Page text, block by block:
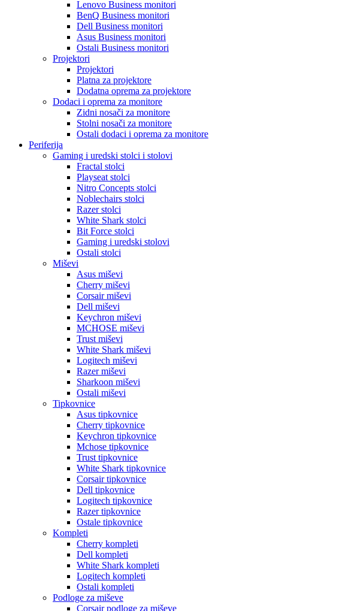
Lenovo Business monitori
BenQ Business monitori
Dell Business monitori
Asus Business monitori
Ostali Business monitori
Projektori
Projektori
Platna za projektore
Dodatna oprema za projektore
Dodaci i oprema za monitore
Zidni nosači za monitore
Stolni nosači za monitore
Ostali dodaci i oprema za monitore
Periferija
Gaming i uredski stolci i stolovi
Fractal stolci
Playseat stolci
Nitro Concepts stolci
Noblechairs stolci
Razer stolci
White Shark stolci
Bit Force stolci
Gaming i uredski stolovi
Ostali stolci
Miševi
Asus miševi
Cherry miševi
Corsair miševi
Dell miševi
Keychron miševi
MCHOSE miševi
Trust miševi
White Shark miševi
Logitech miševi
Razer miševi
Sharkoon miševi
Ostali miševi
Tipkovnice
Asus tipkovnice
Cherry tipkovnice
Keychron tipkovnice
Mchose tipkovnice
Trust tipkovnice
White Shark tipkovnice
Corsair tipkovnice
Dell tipkovnice
Logitech tipkovnice
Razer tipkovnice
Ostale tipkovnice
Kompleti
Cherry kompleti
Dell kompleti
White Shark kompleti
Logitech kompleti
Ostali kompleti
Podloge za miševe
Corsair podloge za miševe